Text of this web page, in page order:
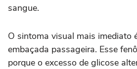
sangue.
O sintoma visual mais imediato
embaçada passageira. Esse
porque o excesso de glicose